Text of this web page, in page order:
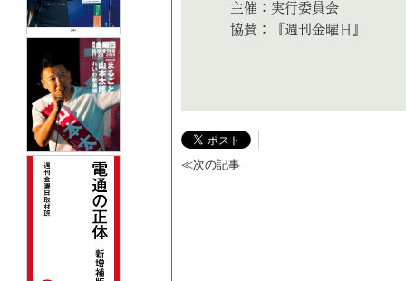
主催：実行委員会
協賛：『週刊金曜日』
≪次の記事